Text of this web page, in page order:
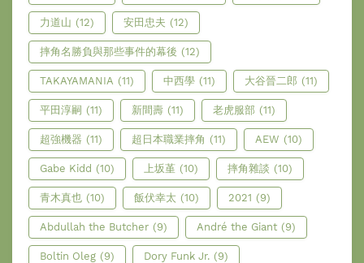
力道山 (12) 安田忠夫 (12)
摔角名勝負與那些事件的幕後 (12)
TAKAYAMANIA (11) 中西學 (11) 大谷晉二郎 (11)
平田淳嗣 (11) 新間壽 (11) 老虎服部 (11)
超強機器 (11) 超日本職業摔角 (11) AEW (10)
Gabe Kidd (10) 上坂堇 (10) 摔角雜談 (10)
青木真也 (10) 飯伏幸太 (10) 2021 (9)
Abdullah the Butcher (9) André the Giant (9)
Boltin Oleg (9) Dory Funk Jr. (9)